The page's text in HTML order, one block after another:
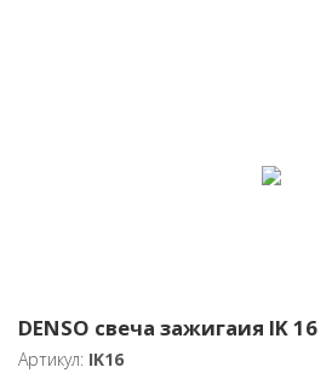
DENSO свеча зажигаия IK 16
Артикул: IK16